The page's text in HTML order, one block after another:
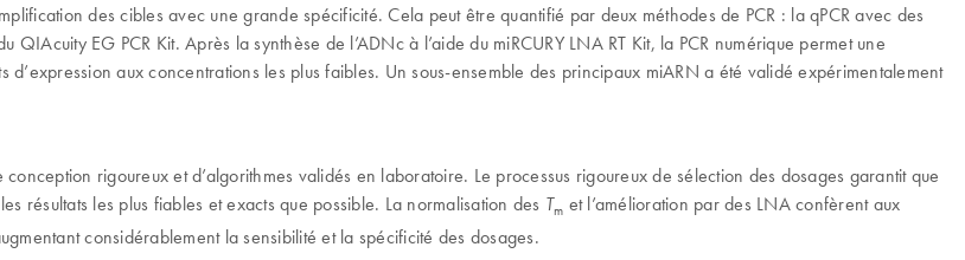
des cibles avec une grande spécificité. Cela peut être quantifié par deux méthodes de PCR : la qPCR avec des
EG PCR Kit. Après la synthèse de l’ADNc à l’aide du miRCURY LNA RT Kit, la PCR numérique permet une
aux concentrations les plus faibles. Un sous-ensemble des principaux miARN a été validé expérimentalement
rigoureux et d’algorithmes validés en laboratoire. Le processus rigoureux de sélection des dosages garantit que
résultats les plus fiables et exacts que possible. La normalisation des Tm et l’amélioration par des LNA confèrent aux
considérablement la sensibilité et la spécificité des dosages.